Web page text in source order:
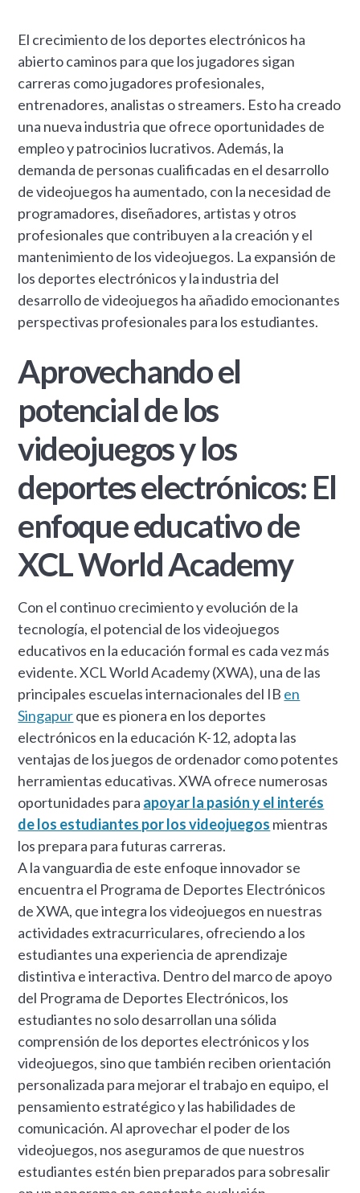
El crecimiento de los deportes electrónicos ha
abierto caminos para que los jugadores sigan
carreras como jugadores profesionales,
entrenadores, analistas o streamers. Esto ha creado
una nueva industria que ofrece oportunidades de
empleo y patrocinios lucrativos. Además, la
demanda de personas cualificadas en el desarrollo
de videojuegos ha aumentado, con la necesidad de
programadores, diseñadores, artistas y otros
profesionales que contribuyen a la creación y el
mantenimiento de los videojuegos. La expansión de
los deportes electrónicos y la industria del
desarrollo de videojuegos ha añadido emocionantes
perspectivas profesionales para los estudiantes.
Aprovechando el
potencial de los
videojuegos y los
deportes electrónicos: El
enfoque educativo de
XCL World Academy
Con el continuo crecimiento y evolución de la
tecnología, el potencial de los videojuegos
educativos en la educación formal es cada vez más
evidente. XCL World Academy (XWA), una de las
principales escuelas internacionales del IB en
Singapurque es pionera en los deportes
electrónicos en la educación K-12, adopta las
ventajas de los juegos de ordenador como potentes
herramientas educativas. XWA ofrece numerosas
oportunidades para apoyar la pasión y el interés
de los estudiantes por los videojuegos mientras
los prepara para futuras carreras.
A la vanguardia de este enfoque innovador se
encuentra el Programa de Deportes Electrónicos
de XWA, que integra los videojuegos en nuestras
actividades extracurriculares, ofreciendo a los
estudiantes una experiencia de aprendizaje
distintiva e interactiva. Dentro del marco de apoyo
del Programa de Deportes Electrónicos, los
estudiantes no solo desarrollan una sólida
comprensión de los deportes electrónicos y los
videojuegos, sino que también reciben orientación
personalizada para mejorar el trabajo en equipo, el
pensamiento estratégico y las habilidades de
comunicación. Al aprovechar el poder de los
videojuegos, nos aseguramos de que nuestros
estudiantes estén bien preparados para sobresalir